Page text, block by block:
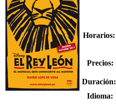
Horarios:
Precios:
Duración:
Idioma: